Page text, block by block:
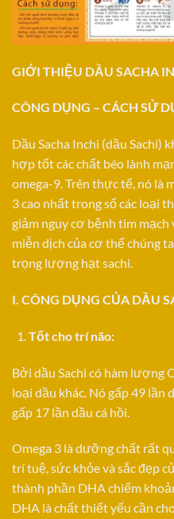
GIỚI THIỆU DẦU SACHA
CÔNG DỤNG – CÁCH SỬ
Dầu Sacha Inchi (dầu Sachi)
hợp tốt các chất béo lành
omega-9. Trên thực tế, nó là
3 cao nhất trong số các loại
giảm nguy cơ bệnh tim
miễn dịch của cơ thể chúng
trọng lượng hạt sachi.
I. CÔNG DỤNG CỦA DẦU
Tốt cho trí não:
Bởi dầu Sachi có hàm lượng
loại dầu khác. Nó gấp 49 lần
gấp 17 lần dầu cá hồi.
Omega 3 là dưỡng chất rất
trí tuệ, sức khỏe và sắc đẹp
thành phần DHA chiếm
DHA là chất thiết yếu cần